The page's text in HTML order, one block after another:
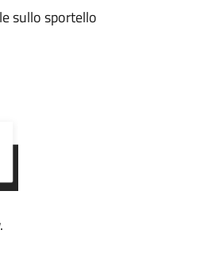
sullo sportello
.